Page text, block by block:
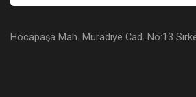
Hocapaşa Mah. Muradiye Cad. No:13